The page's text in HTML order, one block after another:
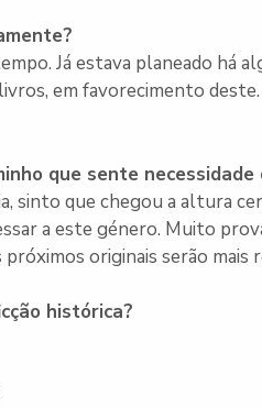
Já estava planeado há
em favorecimento
que sente
sinto que chegou a altura
a este género. Muito
originais serão mais
histórica?